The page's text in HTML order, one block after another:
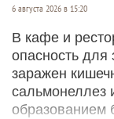
6 августа 2026 в 15:20
В кафе и
опасность для
заражен
сальмонеллез
образованием